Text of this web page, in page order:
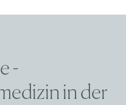
-
in der